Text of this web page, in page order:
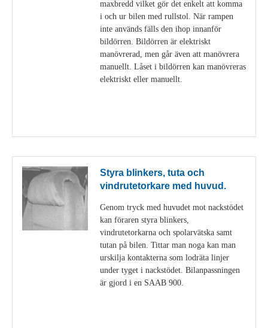
maxbredd vilket gör det enkelt att komma
i och ur bilen med rullstol. När rampen
inte används fälls den ihop innanför
bildörren. Bildörren är elektriskt
manövrerad, men går även att manövrera
manuellt. Låset i bildörren kan manövreras
elektriskt eller manuellt.
Styra blinkers, tuta och
vindrutetorkare med huvud.
Genom tryck med huvudet mot nackstödet
kan föraren styra blinkers,
vindrutetorkarna och spolarvätska samt
tutan på bilen. Tittar man noga kan man
urskilja kontakterna som lodräta linjer
under tyget i nackstödet. Bilanpassningen
är gjord i en SAAB 900.